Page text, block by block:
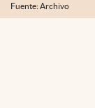
Fuente: Archivo